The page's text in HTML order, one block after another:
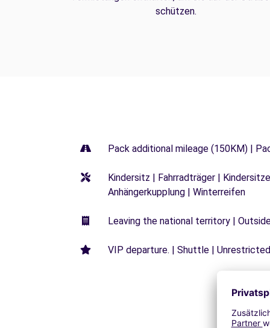
schützen.
Pack additional mileage (150KM) |
Kindersitz | Fahrradträger |
Anhängerkupplung | Winterreifen
Leaving the national territory |
VIP departure. | Shuttle |